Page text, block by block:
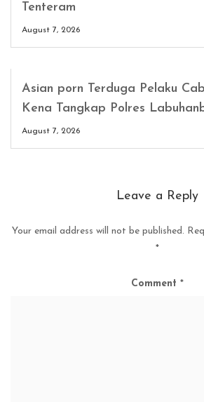
Tenteram
August 7, 2026
Asian porn Terduga Pelaku
Kena Tangkap Polres
August 7, 2026
Leave a Reply
Your email address will not be published.
*
Comment *